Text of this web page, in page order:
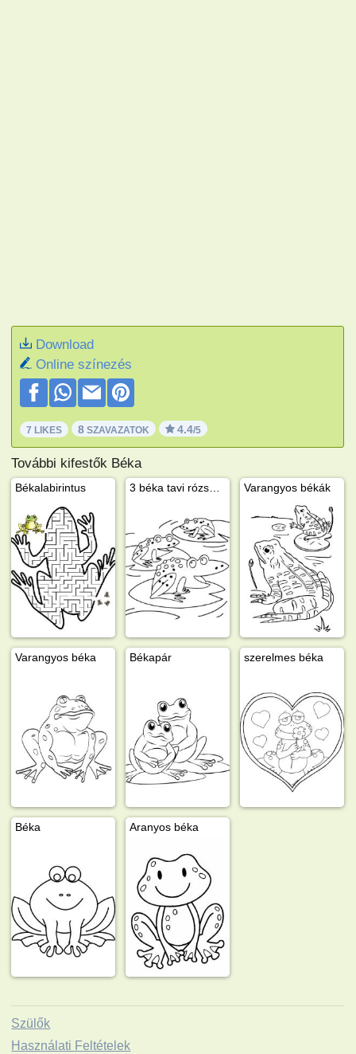
Download
Online színezés
7 LIKES 8 SZAVAZATOK 4.4/5
További kifestők Béka
Békalabirintus Varangyos békák
Varangyos béka Békapár szerelmes béka
Béka Aranyos béka
Szülők
Használati Feltételek